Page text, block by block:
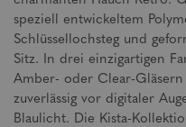
speziell entwickeltem
Schlüssellochsteg und
Sitz. In drei einzigartigen
Amber- oder Clear-Gläsern
zuverlässig vor digitaler
Blaulicht. Die Kista-